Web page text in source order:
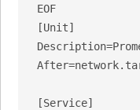
EOF
[Unit]
[Service]